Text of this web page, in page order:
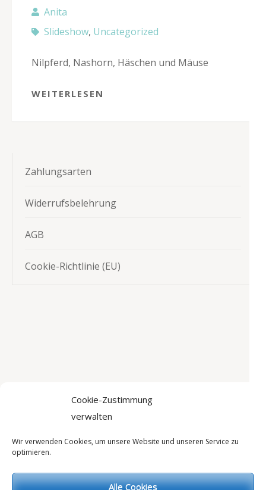
Cookie-Zustimmung
verwalten
Wir verwenden Cookies, um unsere Website und unseren Service zu
optimieren.
Alle Cookies
Anita
Slideshow, Uncategorized
Nilpferd, Nashorn, Häschen und Mäuse
WEITERLESEN
Zahlungsarten
Widerrufsbelehrung
AGB
Cookie-Richtlinie (EU)
Datenschutzerklärung
AGB